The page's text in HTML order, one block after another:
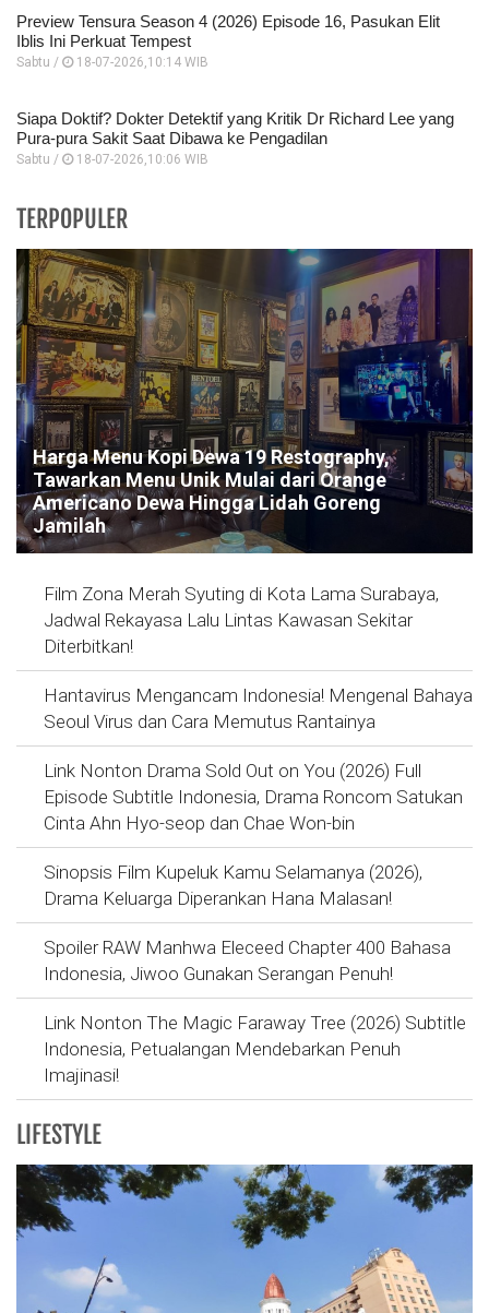
Preview Tensura Season 4 (2026) Episode 16, Pasukan Elit
Iblis Ini Perkuat Tempest
Sabtu / 18-07-2026,10:14 WIB
Siapa Doktif? Dokter Detektif yang Kritik Dr Richard Lee yang
Pura-pura Sakit Saat Dibawa ke Pengadilan
Sabtu / 18-07-2026,10:06 WIB
TERPOPULER
Harga Menu Kopi Dewa 19 Restography,
Tawarkan Menu Unik Mulai dari Orange
Americano Dewa Hingga Lidah Goreng
Jamilah
Film Zona Merah Syuting di Kota Lama Surabaya,
Jadwal Rekayasa Lalu Lintas Kawasan Sekitar
Diterbitkan!
Hantavirus Mengancam Indonesia! Mengenal Bahaya
Seoul Virus dan Cara Memutus Rantainya
Link Nonton Drama Sold Out on You (2026) Full
Episode Subtitle Indonesia, Drama Roncom Satukan
Cinta Ahn Hyo-seop dan Chae Won-bin
Sinopsis Film Kupeluk Kamu Selamanya (2026),
Drama Keluarga Diperankan Hana Malasan!
Spoiler RAW Manhwa Eleceed Chapter 400 Bahasa
Indonesia, Jiwoo Gunakan Serangan Penuh!
Link Nonton The Magic Faraway Tree (2026) Subtitle
Indonesia, Petualangan Mendebarkan Penuh
Imajinasi!
LIFESTYLE